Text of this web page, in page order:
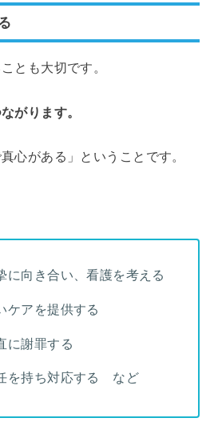
とも大切です。
がります。
心がある」ということです。
に向き合い、看護を考える
ケアを提供する
に謝罪する
を持ち対応する など